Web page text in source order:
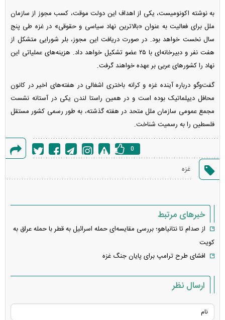
به نوشته اکونومیست، یکی از اهداف این دولت موقت، کسب مجوز از سازمان
ملل برای فعالیت به عنوان «بالاترین نهاد سیاسی و حقوقی» در غزه طی پنج
سال نخست خواهد بود. در صورت دریافت این مجوز، بلر شورایی متشکل از
هفت نفر و دبیرخانه‌ای با ۲۵ عضو تشکیل خواهد داد. هزینه‌های عملیاتی این
نهاد را کشور‌های عربی بر عهده خواهند گرفت.
گفت‌و‌گو درباره آینده غزه و کرانه باختری اشغالی در هفته‌های اخیر در کانون
محافل دیپلماتیک بوده است و در همین راستا لندن یکی در آستانه نشست
مجمع عمومی سازمان ملل متحد در هفته گذشته، به طور رسمی کشور مستقل
فلسطین را به رسمیت شناخت.
خطا
0
غزه
خبرهای مرتبط
از صدام تا نتانیاهو؛ بررسی مقایسه‌ای حمله اسرائیل به قطر با حمله عراق به
کویت
افشای طرح ترامپ برای پایان جنگ غزه
ارسال نظر